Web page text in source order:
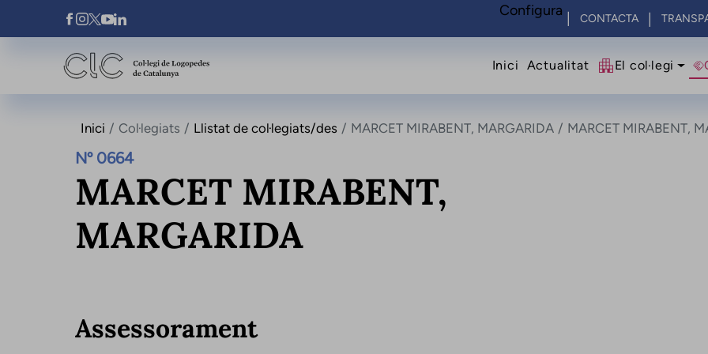
Vés al contingut
Xarxes Socials CONTACTA
Navegació
Inici Actualitat El col·legi
Inici Col·legiats Llistat de col·legiats/des MARCET MIRABENT, MARGARIDA MARCET MIRABENT,
Nº 0664
MARCET MIRABENT,
MARGARIDA
Assessorament
Configura